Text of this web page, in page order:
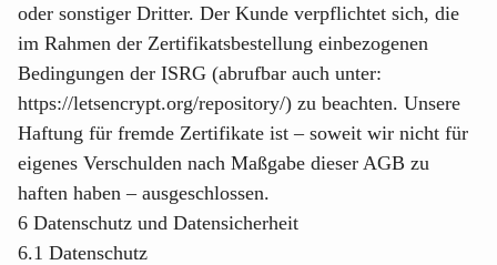
oder sonstiger Dritter. Der Kunde verpflichtet sich, die
im Rahmen der Zertifikatsbestellung einbezogenen
Bedingungen der ISRG (abrufbar auch unter:
https://letsencrypt.org/repository/) zu beachten. Unsere
Haftung für fremde Zertifikate ist – soweit wir nicht für
eigenes Verschulden nach Maßgabe dieser AGB zu
haften haben – ausgeschlossen.
6 Datenschutz und Datensicherheit
6.1 Datenschutz